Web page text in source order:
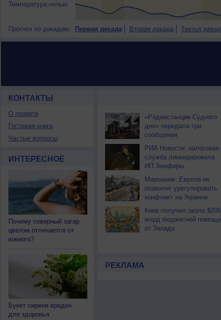
Температура ночью
Прогноз по декадам: Первая декада Вторая декада Третья
КОНТАКТЫ
О проекте
Гостевая книга
Частые вопросы
ИНТЕРЕСНОЕ
Почему северный загар
цветом отличается от
южного?
Букет сирени вреден
для здоровья
НОВОСТИ ПАРТНЕРОВ
«Радиостанция Судного
дня» передала три
сообщения
РИА Новости: налоговая
служба ликвидировала
ИП Земфиры
Мирошник: Европа не
позволит урегулировать
конфликт на Украине
Киев получил около $200
млрд бюджетной помощи
от Запада
РЕКЛАМА